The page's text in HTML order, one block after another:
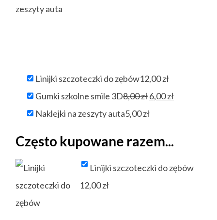
Linijki szczoteczki do zębów12,00zł
Gumki szkolne smile 3D8,00złPierwotna
cena
8,00 zł.
6,00złAktualna
Naklejki na zeszyty auta5,00zł
Często kupowane razem...
Linijki szczoteczki do zębów
12,00zł